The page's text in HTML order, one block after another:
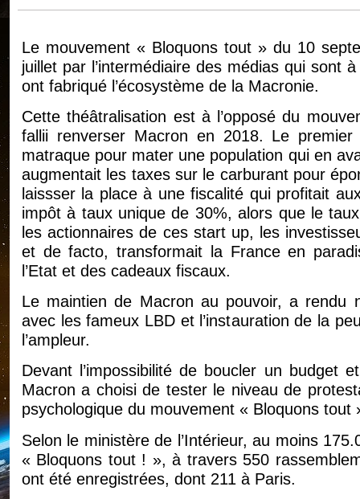
Le mouvement « Bloquons tout » du 10
juillet par l’intermédiaire des médias qui sont
ont fabriqué l’écosystème de la Macronie.
Cette théâtralisation est à l’opposé du
fallii renverser Macron en 2018. Le
matraque pour mater une population qui en
augmentait les taxes sur le carburant pour
laissser la place à une fiscalité qui profitait
impôt à taux unique de 30%, alors que le
les actionnaires de ces start up, les
et de facto, transformait la France en
l’Etat et des cadeaux fiscaux.
Le maintien de Macron au pouvoir, a rendu
avec les fameux LBD et l’instauration de la
l’ampleur.
Devant l’impossibilité de boucler un budget
Macron a choisi de tester le niveau de
psychologique du mouvement « Bloquons tout
Selon le ministère de l’Intérieur, au moins
« Bloquons tout ! », à travers 550
ont été enregistrées, dont 211 à Paris.